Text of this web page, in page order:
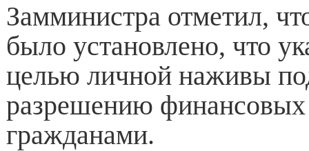
Замминистра отметил,
было установлено, что
целью личной наживы
разрешению
гражданами.